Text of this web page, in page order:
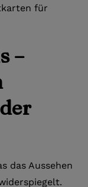
für
–
das Aussehen